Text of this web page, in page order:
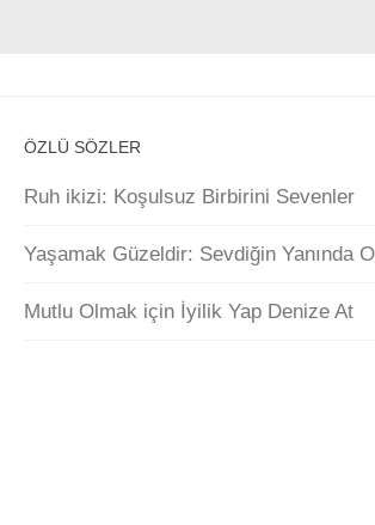
ÖZLÜ SÖZLER
Ruh ikizi: Koşulsuz Birbirini Sevenler
Yaşamak Güzeldir: Sevdiğin Yanında
Mutlu Olmak için İyilik Yap Denize At